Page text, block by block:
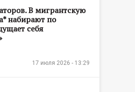
В мигрантскую
набирают по
себя
17 июля 2026 - 13:29